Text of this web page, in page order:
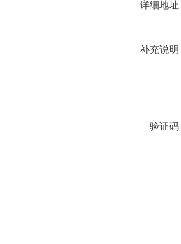
详细地址
补充说明
验证码